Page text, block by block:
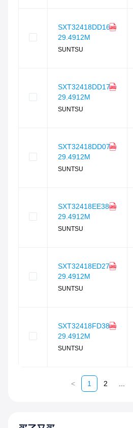
SXT32418DD16-
29.4912M
SUNTSU
SXT32418DD17-
29.4912M
SUNTSU
SXT32418DD07-
29.4912M
SUNTSU
SXT32418EE38-
29.4912M
SUNTSU
SXT32418ED27-
29.4912M
SUNTSU
SXT32418FD38-
29.4912M
SUNTSU
< 1 2